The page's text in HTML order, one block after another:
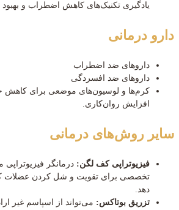
یادگیری تکنیک‌های کاهش اضطراب و
دارو درمانی
داروهای ضد اضطراب
داروهای ضد افسردگی
کرم‌ها و لوسیون‌های موضعی برای
افزایش روان‌کاری.
سایر روش‌های درمانی
فیزیوتراپی کف لگن: درمانگر فیزیوتراپی
تخصصی برای تقویت و شل کردن عضلات
دهد.
تزریق بوتاکس: می‌تواند از اسپاسم غیر